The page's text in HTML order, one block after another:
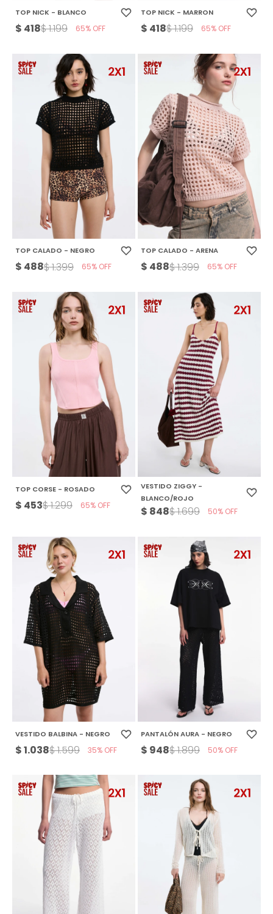
TOP NICK - BLANCO
$ 418$1.199 65
TOP NICK - MARRON
$ 418$1.199 65
TOP CALADO - NEGRO
$ 488$1.399 65
TOP CALADO - ARENA
$ 488$1.399 65
TOP CORSE - ROSADO
$ 453$1.299 65
VESTIDO ZIGGY -
BLANCO/ROJO
$ 848$1.699 50
VESTIDO BALBINA - NEGRO
$1.038$1.599 35
PANTALÓN AURA - NEGRO
$ 948$1.899 50